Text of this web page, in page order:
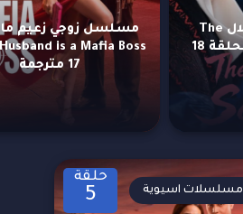
مسلسل حاكم الظلال The
Shadow Sovereign الحلقة 18
17 مترجمة
حلقة
5 مسلسلات اسيوية